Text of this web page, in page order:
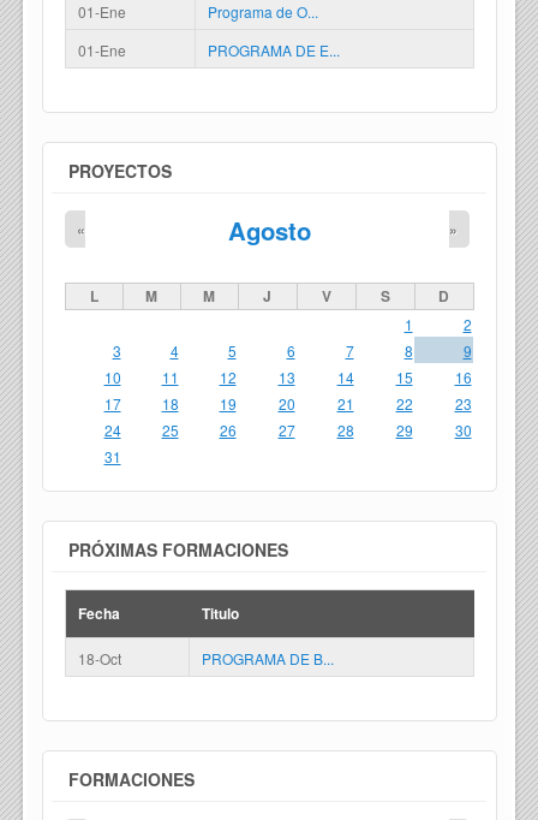
01-Ene
Programa de O...
01-Ene
PROGRAMA DE E...
PROYECTOS
Agosto
« »
L M M J V S D
1
2
3
4 5 6 7 8
9
10
11 12 13 14 15
16
17
18 19 20 21 22
23
24
25 26 27 28 29
30
31
PRÓXIMAS FORMACIONES
Fecha Titulo
18-Oct PROGRAMA DE B...
FORMACIONES